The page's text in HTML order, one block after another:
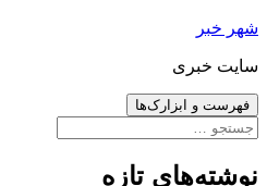
رفتن
نوشته‌ها
شهر خبر
سایت خبری
فهرست و ابزارک‌ها
جستجو
نوشته‌های تازه